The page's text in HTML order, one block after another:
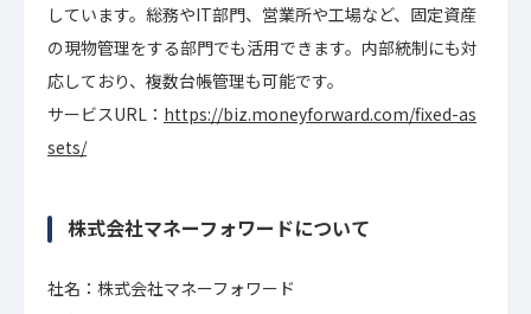
しています。総務やIT部門、営業所や工場など、固定資産
の現物管理をする部門でも活用できます。内部統制にも対
応しており、複数台帳管理も可能です。
サービスURL： https://biz.moneyforward.com/fixed-as
sets/
株式会社マネーフォワードについて
社名：株式会社マネーフォワード